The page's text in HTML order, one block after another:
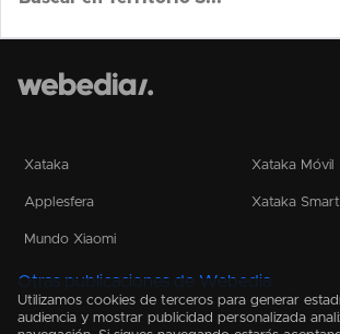
Xataka Xataka Móvil
Applesfera Xataka
Mundo Xiaomi
Otras publicaciones de Webedia
Utilizamos cookies de terceros para generar
audiencia y mostrar publicidad personalizada